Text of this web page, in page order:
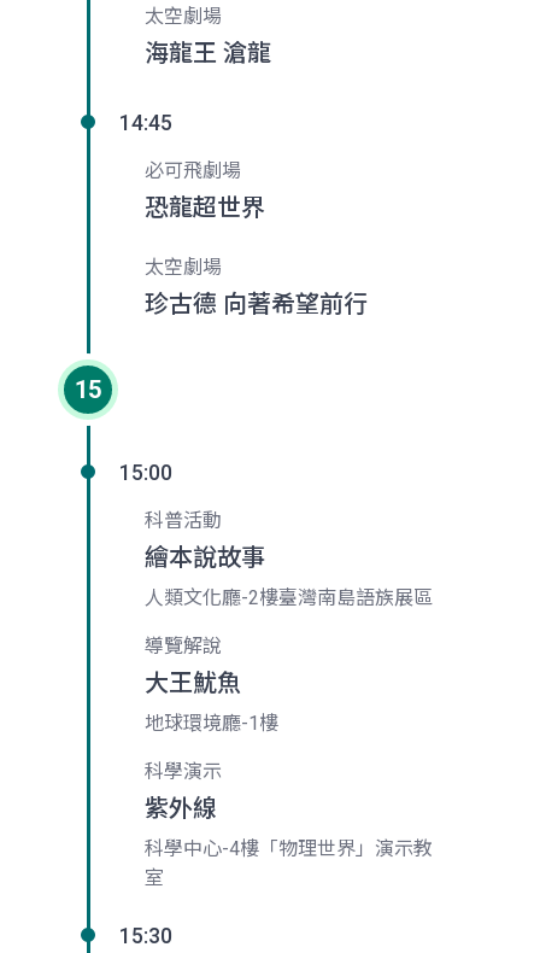
太空劇場
海龍王 滄龍
14:45
必可飛劇場
恐龍超世界
太空劇場
珍古德 向著希望前行
15
15:00
科普活動
繪本說故事
人類文化廳-2樓臺灣南島語族展區
導覽解說
大王魷魚
地球環境廳-1樓
科學演示
紫外線
科學中心-4樓「物理世界」演示教
室
15:30